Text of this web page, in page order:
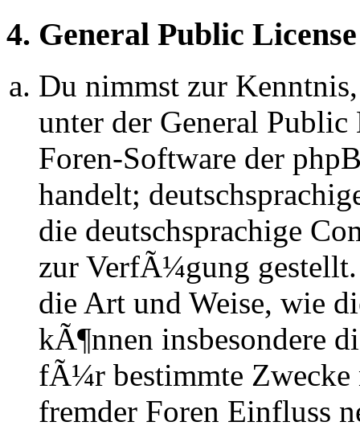
4. General Public License
Du nimmst zur
unter der General
Foren-Software der
handelt;
die deutschsprachige
zur VerfÃ¼gung
die Art und Weise, wie
kÃ¶nnen insbesondere
fÃ¼r bestimmte Zwecke
fremder Foren Einfluss